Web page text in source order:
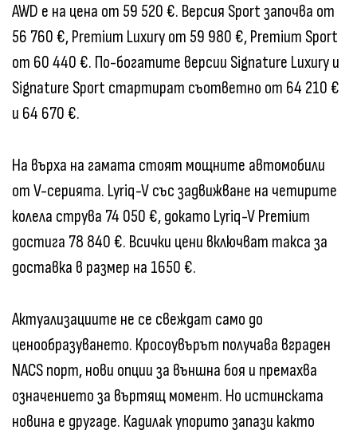
AWD е на цена от 59 520 €. Версия Sport започва от
56 760 €, Premium Luxury от 59 980 €, Premium Sport
от 60 440 €. По-богатите версии Signature Luxury и
Signature Sport стартират съответно от 64 210 €
и 64 670 €.
На върха на гамата стоят мощните автомобили
от V-серията. Lyriq-V със задвижване на четирите
колела струва 74 050 €, докато Lyriq-V Premium
достига 78 840 €. Всички цени включват такса за
доставка в размер на 1650 €.
Актуализациите не се свеждат само до
ценообразуването. Кросоувърът получава вграден
NACS порт, нови опции за външна боя и премахва
означението за въртящ момент. Но истинската
новина е другаде. Кадилак упорито запази както